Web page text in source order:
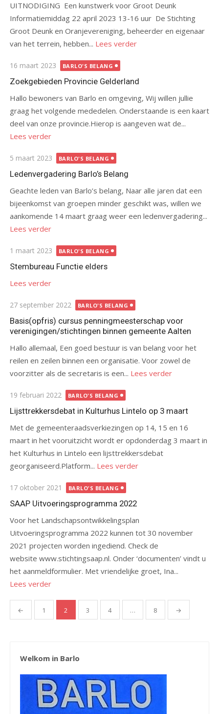
UITNODIGING Een kunstwerk voor Groot Deunk
Informatiemiddag 22 april 2023 13-16 uur De Stichting
Groot Deunk en Oranjevereniging, beheerder en eigenaar
van het terrein, hebben... Lees verder
Gepubliceerd
op
16 maart 2023 BARLO'S BELANG
Zoekgebieden Provincie Gelderland
Hallo bewoners van Barlo en omgeving, Wij willen jullie
graag het volgende mededelen. Onderstaande is een kaart
deel van onze provincie.Hierop is aangeven wat de...
Lees verder
Gepubliceerd
op
5 maart 2023 BARLO'S BELANG
Ledenvergadering Barlo’s Belang
Geachte leden van Barlo’s belang, Naar alle jaren dat een
bijeenkomst van groepen minder geschikt was, willen we
aankomende 14 maart graag weer een ledenvergadering...
Lees verder
Gepubliceerd
op
1 maart 2023 BARLO'S BELANG
Stembureau Functie elders
Lees verder
Gepubliceerd
op
27 september 2022 BARLO'S BELANG
Basis(opfris) cursus penningmeesterschap voor
verenigingen/stichtingen binnen gemeente Aalten
Hallo allemaal, Een goed bestuur is van belang voor het
reilen en zeilen binnen een organisatie. Voor zowel de
voorzitter als de secretaris is een... Lees verder
Gepubliceerd
op
19 februari 2022 BARLO'S BELANG
Lijsttrekkersdebat in Kulturhus Lintelo op 3 maart
Met de gemeenteraadsverkiezingen op 14, 15 en 16
maart in het vooruitzicht wordt er opdonderdag 3 maart in
het Kulturhus in Lintelo een lijsttrekkersdebat
georganiseerd.Platform... Lees verder
Gepubliceerd
op
17 oktober 2021 BARLO'S BELANG
SAAP Uitvoeringsprogramma 2022
Voor het Landschapsontwikkelingsplan
Uitvoeringsprogramma 2022 kunnen tot 30 november
2021 projecten worden ingediend. Check de
website www.stichtingsaap.nl. Onder ‘documenten’ vindt u
het aanmeldformulier. Met vriendelijke groet, Ina...
Lees verder
Berichten
paginering
← 1 2 3 4 … 8 →
Welkom in Barlo